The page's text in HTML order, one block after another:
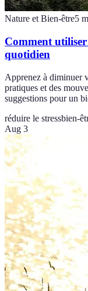
Nature et Bien-être5
Comment
quotidien
Apprenez à diminuer
pratiques et des
suggestions pour un
réduire le stressbien-
Aug 3